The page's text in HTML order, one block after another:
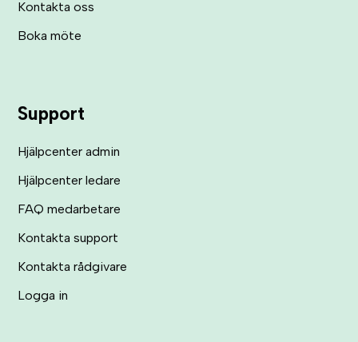
Kontakta oss
Boka möte
Support
Hjälpcenter admin
Hjälpcenter ledare
FAQ medarbetare
Kontakta support
Kontakta rådgivare
Logga in